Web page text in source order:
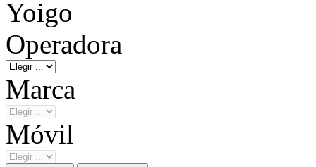
Operadora
Marca
Móvil